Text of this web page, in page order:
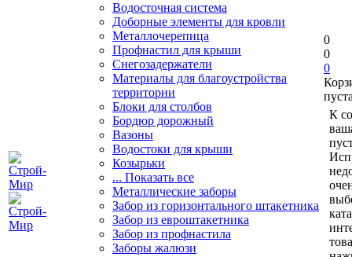
Водосточная система
Доборные элементы для кровли
Металлочерепица
Профнастил для крыши
Снегозадержатели
Материалы для благоустройства
территории
Блоки для столбов
Бордюр дорожный
Вазоны
Водостоки для крыши
Козырьки
... Показать все
Металлические заборы
Забор из горизонтального штакетника
Забор из евроштакетника
Забор из профнастила
Заборы жалюзи
0
0
0
К